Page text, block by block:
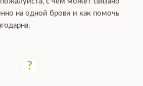
на одной брови и как помочь